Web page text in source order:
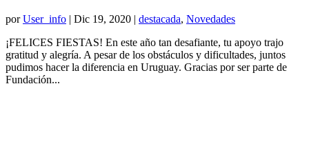
porUser_info | Dic 19, 2020 | destacada, Novedades
¡FELICES FIESTAS! En este año tan desafiante, tu apoyo trajo
gratitud y alegría. A pesar de los obstáculos y dificultades, juntos
pudimos hacer la diferencia en Uruguay. Gracias por ser parte de
Fundación...